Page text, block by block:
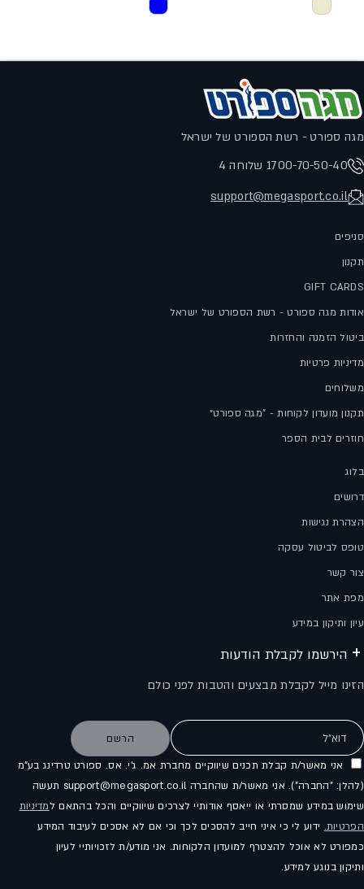
מגה ספורט - רשת הספורט של ישראל
1700-70-50-40 שלוחה 4
support@megasport.co.il
סניפים
תקנון
GIFT CARDS
אודות מגה ספורט - רשת הספורט של ישראל
ביטול הזמנה והחזרות
מדיניות פרטיות
משלוחים
תקנון מועדון לקוחות - "מגה ספורט״
חוזרים לבית הספר
בלוג
דרושים
הצהרת נגישות
טופס לביטול עסקה
צור קשר
מפת אתר
עיון ותיקון במידע
הירשמו לקבלת הודעות
הזינו מייל לקבלת מבצעים והטבות לפני כולם
דוא"ל הרשם
אני מאשר/ת קבלת תכנים שיווקיים מחברת אמ. ג'י. אס. ספורט טרדינג בע"מ
(להלן: "החברה"). אני מאשר/ת שהחברה support@megasport.co.il תעשה
שימוש במידע שמסרתי או ייאסף אודותיי לצרכים שיווקיים והכל בהתאם למדיניות
הפרטיות. ידוע לי כי איני חייב להסכים לכך וכי אם לא אסכים לעיבוד המידע
כמפורט לא אוכל להצטרף למועדון הלקוחות. אני מודע/ת לזכויותיי לעיון
ותיקון בנוגע למידע.